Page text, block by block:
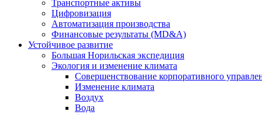
Транспортные активы
Цифровизация
Автоматизация производства
Финансовые результаты (MD&A)
Устойчивое развитие
Большая Норильская экспедиция
Экология и изменение климата
Совершенствование корпоративного
Изменение климата
Воздух
Вода